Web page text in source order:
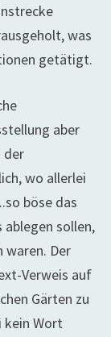
was
getätigt.
aber
der
wo allerlei
böse das
sollen,
waren. Der
Verweis auf
Gärten zu
kein Wort